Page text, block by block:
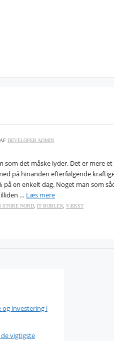
AF DEVELOPER ADMIN
som det måske lyder. Det er mere
på hinanden efterfølgende
på en enkelt dag. Noget man som
… Læs mere
STORE NORD, IT BOBLEN, VÆKST
og investering i
vigtigste